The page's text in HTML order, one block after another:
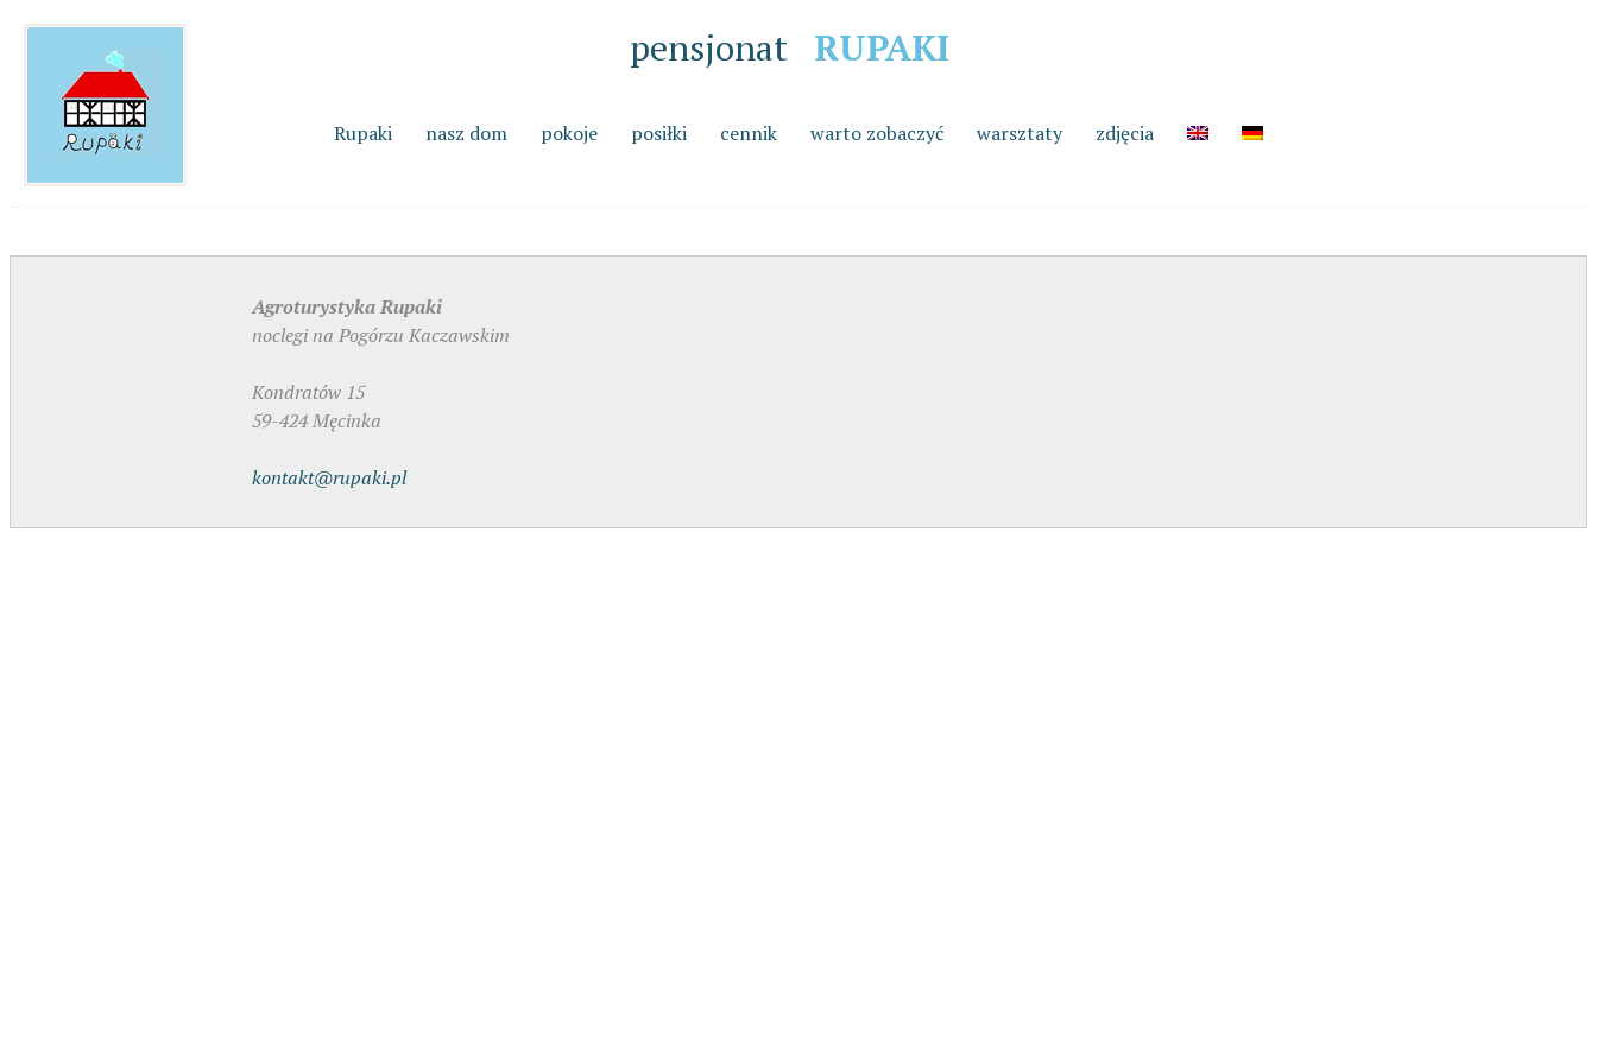
pensjonat RUPAKI
Rupaki nasz dom pokoje posiłki cennik warto zobaczyć warsztaty zdjęcia
Agroturystyka Rupaki
noclegi na Pogórzu Kaczawskim
Kondratów 15
59-424 Męcinka
kontakt@rupaki.pl